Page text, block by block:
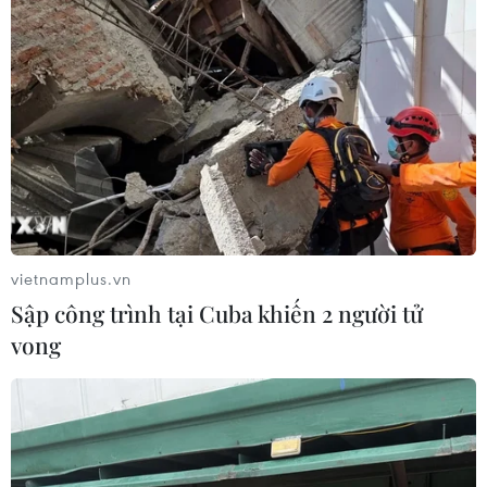
05/08/2026 11:00
Đồng Nai phát hiện 7 cơ sở nuôi lợn
"vỗ béo" sử dụng chất cấm
05/08/2026 04:59
Mùa dâu Hạ Châu - trái cây
đặc sản của vùng đất Tây Đô
05/08/2026 03:42
Thành phố Hồ Chí Minh siết kiểm
soát chặt chẽ thực phẩm tại các chợ
đầu mối
05/08/2026 02:50
vietnamplus.vn
Sập công trình tại Cuba khiến 2 người tử
vong